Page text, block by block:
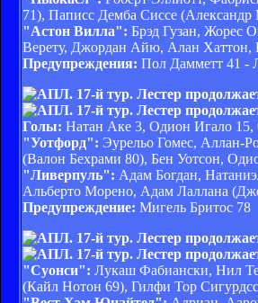
71), Паписс Демба Сиссе
"Астон Вилла": Брэд Гузан, Жорес
Верету, Джордан Айю, Алан Хаттон,
Предупреждения: Пол Дамметт 41 -
Голы: Натан Аке 3, Одион Игало
"Уотфорд": Эурельо Гомес, Аллан-
(Валон Бехрами 80), Бен Уотсон,
"Ливерпуль": Адам Богдан,
Альберто Морено, Адам Лаллана
Предупреждение: Мигель Бритос 78
"Суонси": Лукаш Фабиански, Нил
(Кайл Нотон 69), Гилфи Тор